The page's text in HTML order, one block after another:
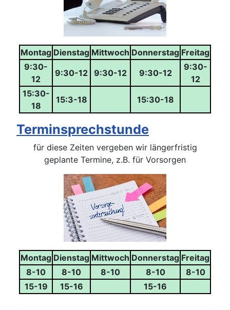
Montag Dienstag Mittwoch Donnerstag Freitag
9:30-
12
9:30-12 9:30-12 9:30-12
9:30-
12
15:30-
18
15:3-18 15:30-18
Terminsprechstunde
für diese Zeiten vergeben wir längerfristig
geplante Termine, z.B. für Vorsorgen
Montag Dienstag Mittwoch Donnerstag Freitag
8-10
8-10 8-10 8-10
8-10
15-19
15-16 15-16